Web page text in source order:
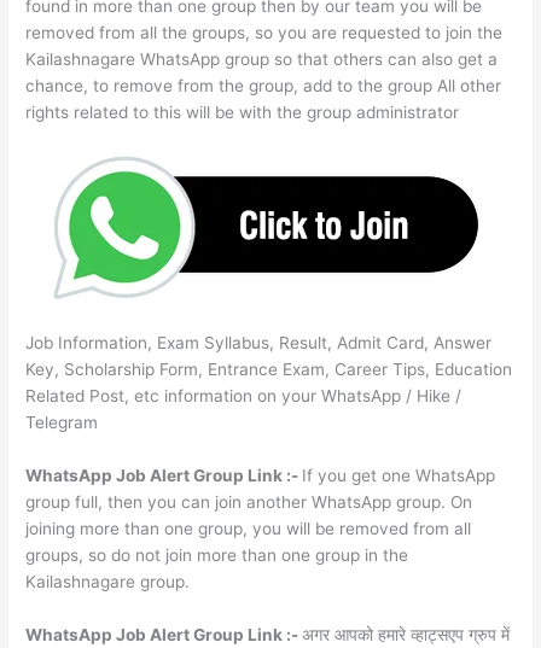
found in more than one group then by our team you will be
removed from all the groups, so you are requested to join the
Kailashnagare WhatsApp group so that others can also get a
chance, to remove from the group, add to the group All other
rights related to this will be with the group administrator
Job Information, Exam Syllabus, Result, Admit Card, Answer
Key, Scholarship Form, Entrance Exam, Career Tips, Education
Related Post, etc information on your WhatsApp / Hike /
Telegram
WhatsApp Job Alert Group Link :- If you get one WhatsApp
group full, then you can join another WhatsApp group. On
joining more than one group, you will be removed from all
groups, so do not join more than one group in the
Kailashnagare group.
WhatsApp Job Alert Group Link :-अगर आपको हमारे व्हाट्सएप ग्रुप में